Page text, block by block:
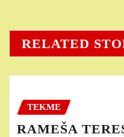
RELATED
TEKME
RAMEŠA